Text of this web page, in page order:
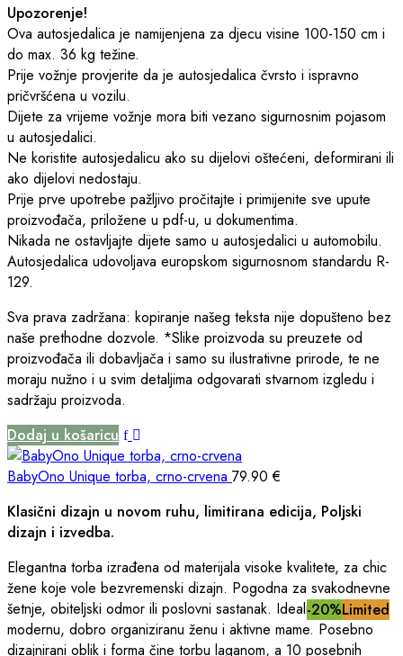
-20%Limited
-20%Limited
Upozorenje!
Ova autosjedalica je namijenjena za djecu visine 100-150 cm i
do max. 36 kg težine.
Prije vožnje provjerite da je autosjedalica čvrsto i ispravno
pričvršćena u vozilu.
Dijete za vrijeme vožnje mora biti vezano sigurnosnim pojasom
u autosjedalici.
Ne koristite autosjedalicu ako su dijelovi oštećeni, deformirani ili
ako dijelovi nedostaju.
Prije prve upotrebe pažljivo pročitajte i primijenite sve upute
proizvođača, priložene u pdf-u, u dokumentima.
Nikada ne ostavljajte dijete samo u autosjedalici u automobilu.
Autosjedalica udovoljava europskom sigurnosnom standardu R-
129.
Sva prava zadržana: kopiranje našeg teksta nije dopušteno bez
naše prethodne dozvole. *Slike proizvoda su preuzete od
proizvođača ili dobavljača i samo su ilustrativne prirode, te ne
moraju nužno i u svim detaljima odgovarati stvarnom izgledu i
sadržaju proizvoda.
Dodaj u košaricu
BabyOno Unique torba, crno-crvena 79.90€
Klasični dizajn u novom ruhu, limitirana edicija, Poljski
dizajn i izvedba.
Elegantna torba izrađena od materijala visoke kvalitete, za chic
žene koje vole bezvremenski dizajn. Pogodna za svakodnevne
šetnje, obiteljski odmor ili poslovni sastanak. Idealna za
modernu, dobro organiziranu ženu i aktivne mame. Posebno
dizajnirani oblik i forma čine torbu laganom, a 10 posebnih
-20%Limited